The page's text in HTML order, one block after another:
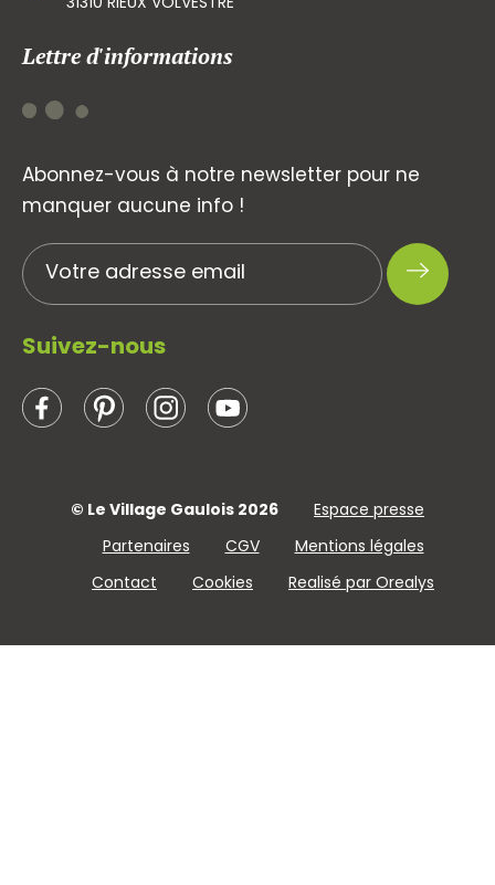
Lettre d'informations
Abonnez-vous à notre newsletter pour ne
manquer aucune info !
Suivez-nous
© Le Village Gaulois 2026
Espace presse
Partenaires
CGV
Mentions légales
Contact
Cookies Realisé par Orealys